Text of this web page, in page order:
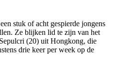
stuk of acht gespierde jongens
Ze blijken lid te zijn van het
(20) uit Hongkong, die
drie keer per week op de